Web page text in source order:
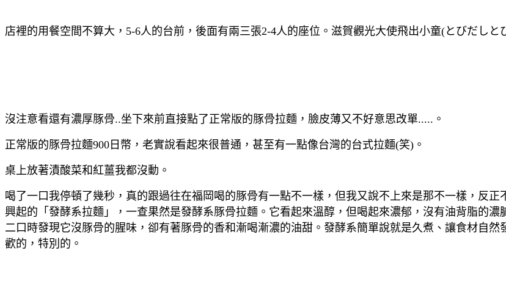
店裡的用餐空間不算大，5-6人的台前，後面有兩三張2-4人的座位。滋賀觀光大使飛出小童(とびだしと
沒注意看還有濃厚豚骨..坐下來前直接點了正常版的豚骨拉麵，臉皮薄又不好意思改單.....。
正常版的豚骨拉麵900日幣，老實說看起來很普通，甚至有一點像台灣的台式拉麵(笑)。
桌上放著漬酸菜和紅薑我都沒動。
喝了一口我停頓了幾秒，真的跟過往在福岡喝的豚骨有一點不一樣，但我又說不上來是那不一樣，反
興起的「發酵系拉麵」，一查果然是發酵系豚骨拉麵。它看起來溫醇，但喝起來濃郁，沒有油背脂的
二口時發現它沒豚骨的腥味，卻有著豚骨的香和漸喝漸濃的油甜。發酵系簡單說就是久煮、讓食材自
歡的，特別的。